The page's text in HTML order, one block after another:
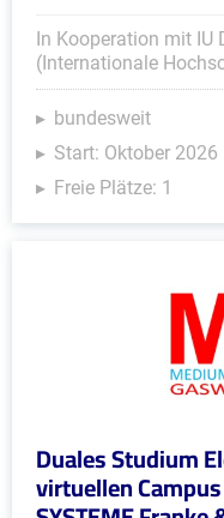
In Kooperation mit IU
(Internationale
bundesweit
Start: Oktober 2026
Freie Plätze: 1
Duales Studium
virtuellen